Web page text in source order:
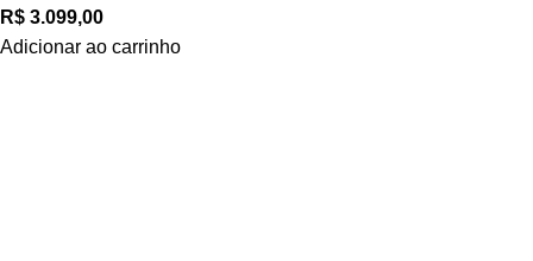
R$ 3.099,00
Adicionar ao carrinho